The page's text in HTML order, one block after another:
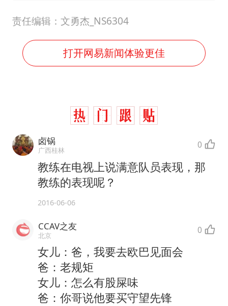
责任编辑：文勇杰_NS6304
打开网易新闻体验更佳
卤锅
广西桂林 0
教练在电视上说满意队员表现，那
教练的表现呢？
2016-06-06
CCAV之友
北京 0
女儿：爸，我要去欧巴见面会
爸：老规矩
女儿：怎么有股屎味
爸：你哥说他要买守望先锋